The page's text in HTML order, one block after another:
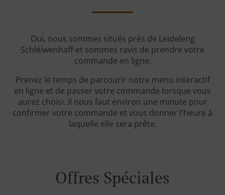
Oui, nous sommes situés près de Leideleng
Schléiwenhaff et sommes ravis de prendre votre
commande en ligne.
Prenez le temps de parcourir notre menu interactif
en ligne et de passer votre commande lorsque vous
aurez choisi. Il nous faut environ une minute pour
confirmer votre commande et vous donner l'heure à
laquelle elle sera prête.
Offres Spéciales